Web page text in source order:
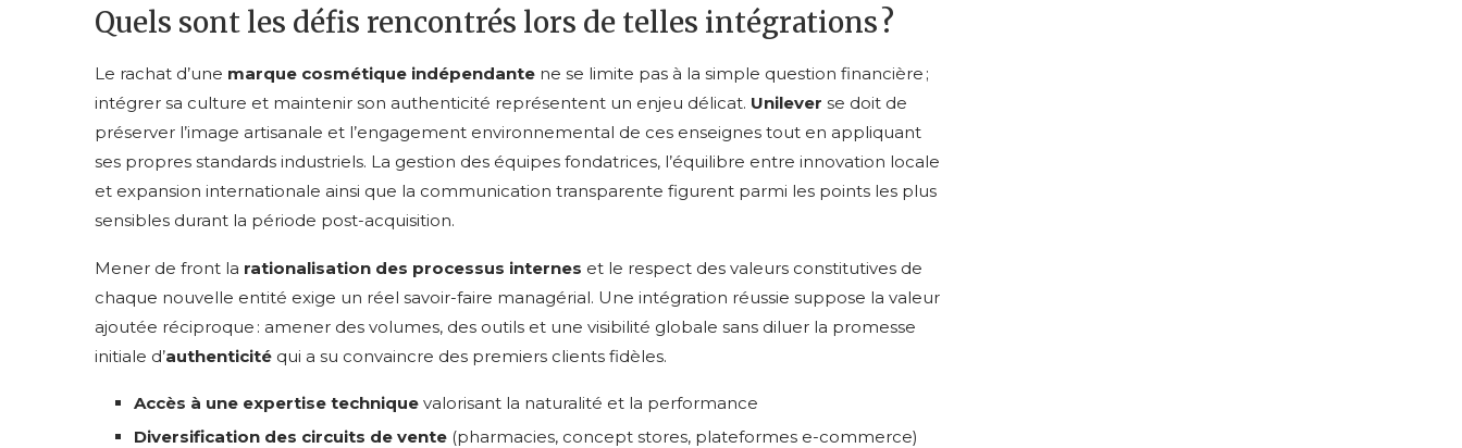
Quels sont les défis rencontrés lors de telles intégrations ?
Le rachat d’une marque cosmétique indépendante ne se limite pas à la simple question financière ;
intégrer sa culture et maintenir son authenticité représentent un enjeu délicat. Unilever se doit de
préserver l’image artisanale et l’engagement environnemental de ces enseignes tout en appliquant
ses propres standards industriels. La gestion des équipes fondatrices, l’équilibre entre innovation locale
et expansion internationale ainsi que la communication transparente figurent parmi les points les plus
sensibles durant la période post-acquisition.
Mener de front la rationalisation des processus internes et le respect des valeurs constitutives de
chaque nouvelle entité exige un réel savoir-faire managérial. Une intégration réussie suppose la valeur
ajoutée réciproque : amener des volumes, des outils et une visibilité globale sans diluer la promesse
initiale d’authenticité qui a su convaincre des premiers clients fidèles.
Accès à une expertise technique valorisant la naturalité et la performance
Diversification des circuits de vente (pharmacies, concept stores, plateformes e-commerce)